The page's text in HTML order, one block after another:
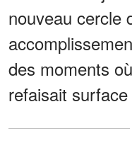
nouveau cercle
des moments
refaisait